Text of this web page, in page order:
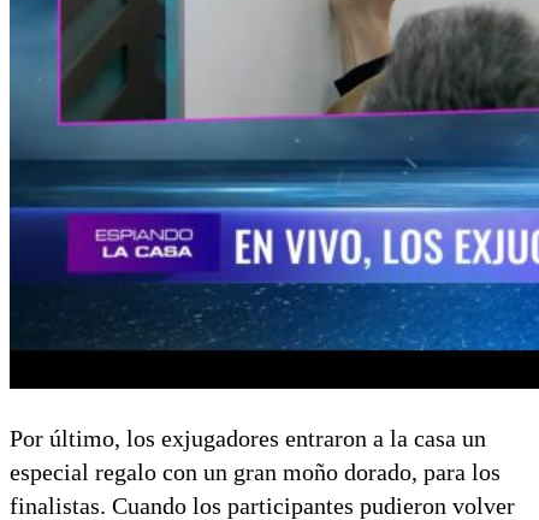
Por último, los exjugadores entraron a la casa un
especial regalo con un gran moño dorado, para los
finalistas. Cuando los participantes pudieron volver